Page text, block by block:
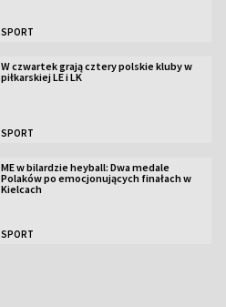
SPORT
W czwartek grają cztery polskie kluby w
piłkarskiej LE i LK
SPORT
ME w bilardzie heyball: Dwa medale
Polaków po emocjonujących finałach w
Kielcach
SPORT